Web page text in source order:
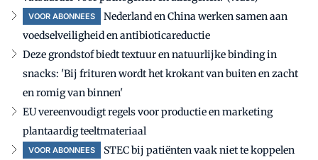
VOOR ABONNEES
Nederland en China werken samen aan
voedselveiligheid en antibioticareductie
Deze grondstof biedt textuur en natuurlijke binding in
snacks: 'Bij frituren wordt het krokant van buiten en zacht
en romig van binnen'
EU vereenvoudigt regels voor productie en marketing
plantaardig teeltmateriaal
VOOR ABONNEES
STEC bij patiënten vaak niet te koppelen